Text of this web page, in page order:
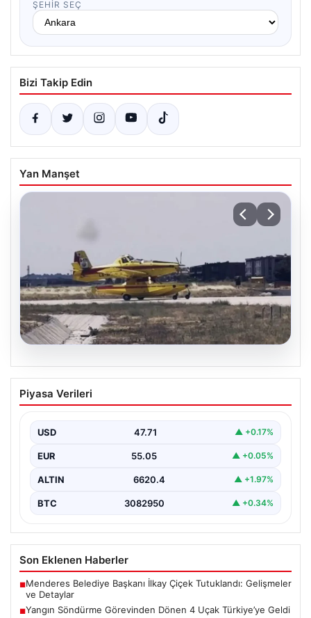
ŞEHIR SEÇ
Bizi Takip Edin
Yan Manşet
7 Nisan 2026 Güncel Altın Fiyatları:
Bugün Altın Ne Kadar Oldu?
ve jeopolitik risklerin yoğun etkisi altında dalgalı bir…
Piyasa Verileri
USD 47.71 ▲ +0.17%
EUR 55.05 ▲ +0.05%
ALTIN 6620.4 ▲ +1.97%
BTC 3082950 ▲ +0.34%
Son Eklenen Haberler
■Menderes Belediye Başkanı İlkay Çiçek Tutuklandı: Gelişmeler
ve Detaylar
■Yangın Söndürme Görevinden Dönen 4 Uçak Türkiye’ye Geldi